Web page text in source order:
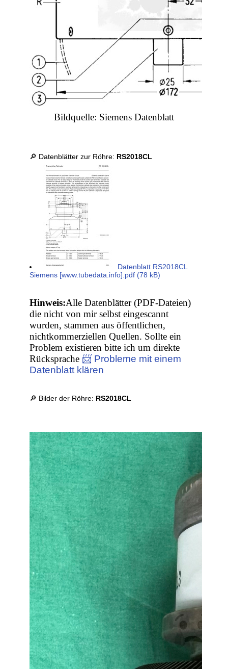
Bildquelle: Siemens Datenblatt
🔎 Datenblätter zur Röhre: RS2018CL
Datenblatt RS2018CL
Siemens [www.tubedata.info].pdf (78 kB)
Hinweis:Alle Datenblätter (PDF-Dateien)
die nicht von mir selbst eingescannt
wurden, stammen aus öffentlichen,
nichtkommerziellen Quellen. Sollte ein
Problem existieren bitte ich um direkte
Rücksprache 📨 Probleme mit einem
Datenblatt klären
🔎 Bilder der Röhre: RS2018CL